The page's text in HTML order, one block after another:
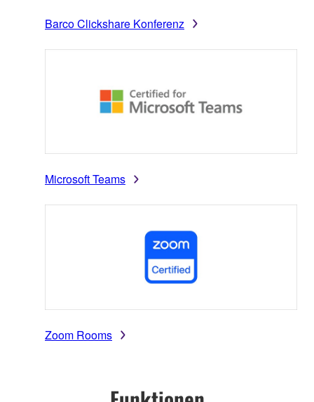
Barco Clickshare Konferenz
Microsoft Teams
Zoom Rooms